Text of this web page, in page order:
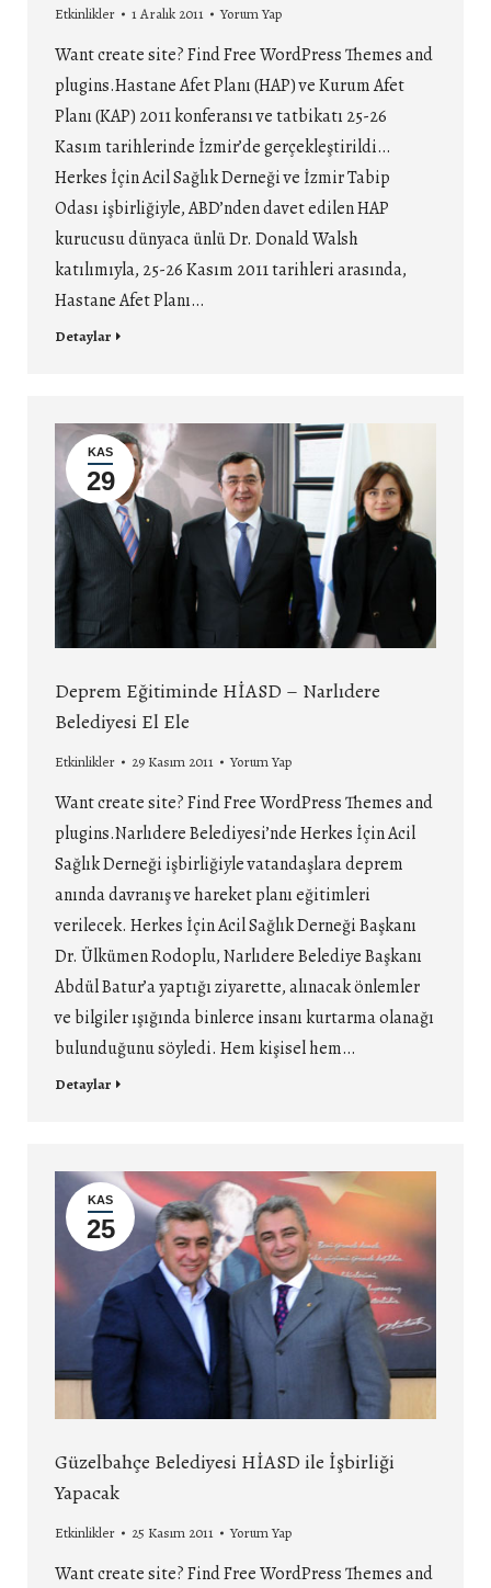
Etkinlikler 1 Aralık 2011 Yorum Yap
Want create site? Find Free WordPress Themes and
plugins.Hastane Afet Planı (HAP) ve Kurum Afet
Planı (KAP) 2011 konferansı ve tatbikatı 25-26
Kasım tarihlerinde İzmir’de gerçekleştirildi…
Herkes İçin Acil Sağlık Derneği ve İzmir Tabip
Odası işbirliğiyle, ABD’nden davet edilen HAP
kurucusu dünyaca ünlü Dr. Donald Walsh
katılımıyla, 25-26 Kasım 2011 tarihleri arasında,
Hastane Afet Planı…
Detaylar
KAS
29
Deprem Eğitiminde HİASD – Narlıdere
Belediyesi El Ele
Etkinlikler 29 Kasım 2011 Yorum Yap
Want create site? Find Free WordPress Themes and
plugins.Narlıdere Belediyesi’nde Herkes İçin Acil
Sağlık Derneği işbirliğiyle vatandaşlara deprem
anında davranış ve hareket planı eğitimleri
verilecek. Herkes İçin Acil Sağlık Derneği Başkanı
Dr. Ülkümen Rodoplu, Narlıdere Belediye Başkanı
Abdül Batur’a yaptığı ziyarette, alınacak önlemler
ve bilgiler ışığında binlerce insanı kurtarma olanağı
bulunduğunu söyledi. Hem kişisel hem…
Detaylar
KAS
25
Güzelbahçe Belediyesi HİASD ile İşbirliği
Yapacak
Etkinlikler 25 Kasım 2011 Yorum Yap
Want create site? Find Free WordPress Themes and